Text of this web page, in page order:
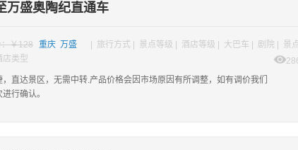
万盛奥陶纪直通车
￥128 重庆 万盛
| 旅行方式 | 景点等级 | 酒店等级 | 大巴车 | 剧院 | 景
类型
直达景区，无需中转.产品价格会因市场原因有所调整，如有调价我们
行确认。